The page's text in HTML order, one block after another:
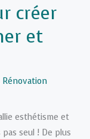
créer
et
Rénovation
esthétisme et
seul ! De plus